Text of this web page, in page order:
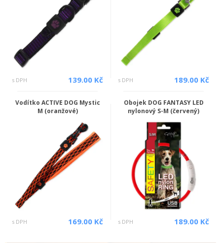
s DPH 139.00 Kč s DPH 189.00 Kč
Vodítko ACTIVE DOG Mystic
M (oranžové)
s DPH 169.00 Kč
Obojek DOG FANTASY LED
nylonový S-M (červený)
s DPH 189.00 Kč